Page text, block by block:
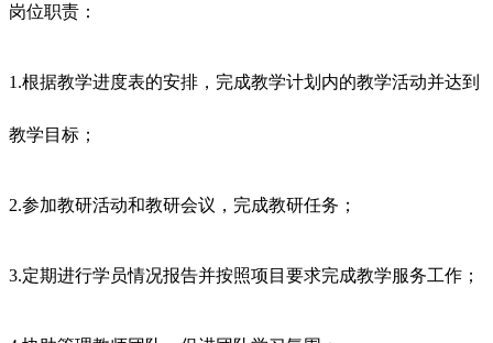
岗位职责：
1.根据教学进度表的安排，完成教学计划内的教学活动并达到
教学目标；
2.参加教研活动和教研会议，完成教研任务；
3.定期进行学员情况报告并按照项目要求完成教学服务工作；